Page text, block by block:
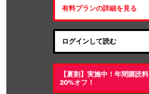
有料プランの詳細を見る
ログインして読む
【夏割】実施中！年間購読料
20%オフ！